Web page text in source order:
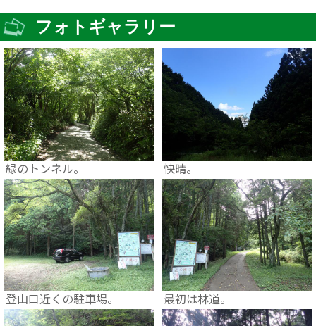
フォトギャラリー
緑のトンネル。 快晴。
登山口近くの駐車場。 最初は林道。